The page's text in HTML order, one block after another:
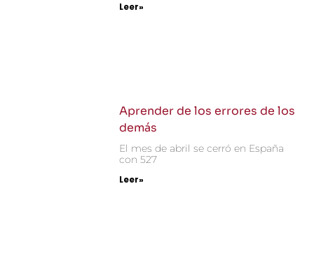
Leer»
Aprender de los errores de los
demás
El mes de abril se cerró en España
con 527
Leer»